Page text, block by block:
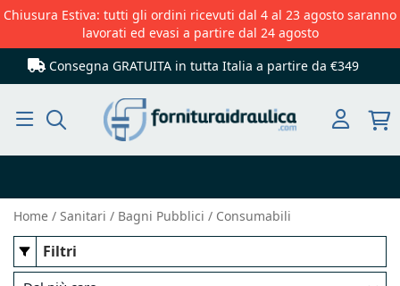
Chiusura Estiva: tutti gli ordini ricevuti dal 4 al 23 agosto saranno
lavorati ed evasi a partire dal 24 agosto
Consegna GRATUITA in tutta Italia a partire da €349
Home Sanitari Bagni Pubblici Consumabili
Filtri